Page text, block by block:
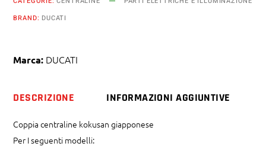
BRAND: DUCATI
Marca: DUCATI
DESCRIZIONE INFORMAZIONI AGGIUNTIVE
Coppia centraline kokusan giapponese
Per I seguenti modelli: